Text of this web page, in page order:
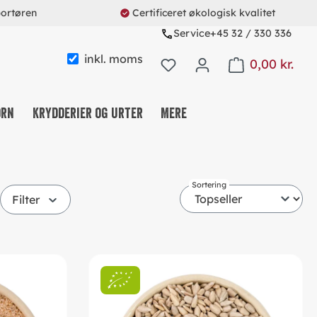
Certificeret økologisk kvalitet
Service+45 32 / 330 336
inkl. moms 0,00 kr.
Shopping cart
Krydderier og urter Mere
NØDDE-, FRUGT- OG FRØMIX
SLIK OG SNACKS
PROTEINS & FITNESS
SYSTEM
Filter
Sortering